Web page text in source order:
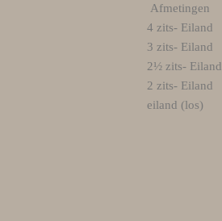
Afmetingen
4 zits- Eiland
3 zits- Eiland
2½ zits- Eiland
2 zits- Eiland
eiland (los)